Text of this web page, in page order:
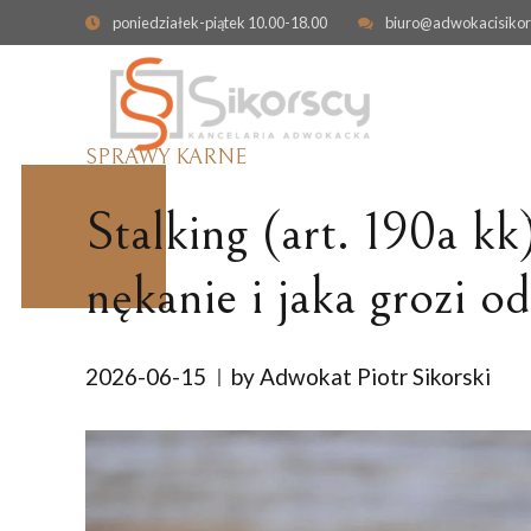
poniedziałek-piątek 10.00-18.00
CYBERPRZESTĘPSTWA
KONTRAKTOWA
SPRAWY KARNE
Stalking (art. 190a
nękanie i jaka grozi
2026-06-15 by Adwokat Piotr Sikorski